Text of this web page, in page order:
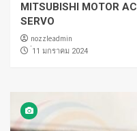
MITSUBISHI MOTOR AC
SERVO
nozzleadmin
่11 มกราคม 2024